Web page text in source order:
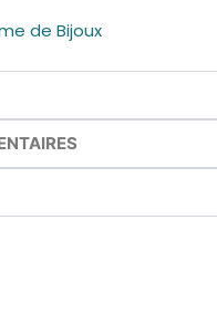
de Bijoux